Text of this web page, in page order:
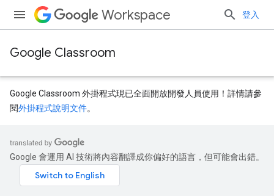
Workspace 登入
Google Classroom
Google Classroom 外掛程式現已全面開放開發人員使用！詳情請參
閱外掛程式說明文件。
Google 會運用 AI 技術將內容翻譯成你偏好的語言，但可能會出錯。